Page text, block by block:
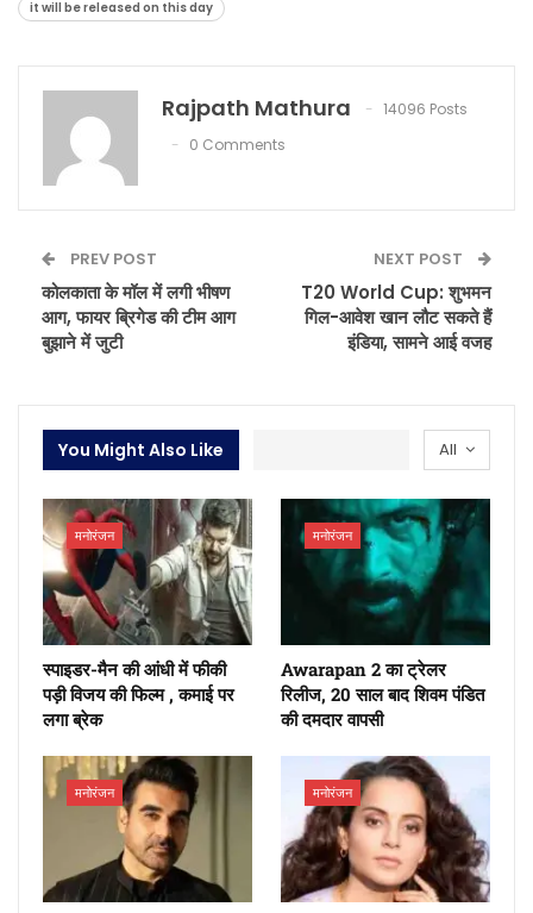
it will be released on this day
Rajpath Mathura
14096 Posts
0 Comments
PREV POST
कोलकाता के मॉल में लगी भीषण
आग, फायर ब्रिगेड की टीम आग
बुझाने में जुटी
NEXT POST
T20 World Cup: शुभमन
गिल-आवेश खान लौट सकते हैं
इंडिया, सामने आई वजह
All
You Might Also Like
मनोरंजन
स्पाइडर-मैन की आंधी में फीकी
पड़ी विजय की फिल्म , कमाई पर
लगा ब्रेक
मनोरंजन
Awarapan 2 का ट्रेलर
रिलीज, 20 साल बाद शिवम पंडित
की दमदार वापसी
मनोरंजन मनोरंजन